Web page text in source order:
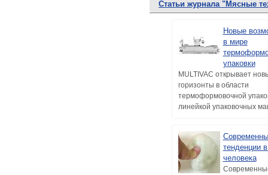
Статьи журнала "Мясные
Новые
в мире
упаковки
MULTIVAC открывает
горизонты в области
термоформовочной
линейкой упаковочных
тенденции
человека